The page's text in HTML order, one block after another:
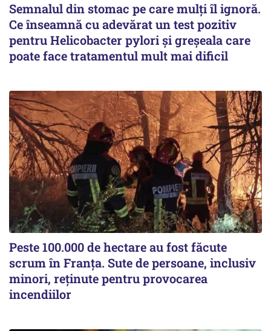
Semnalul din stomac pe care mulți îl ignoră.
Ce înseamnă cu adevărat un test pozitiv
pentru Helicobacter pylori și greșeala care
poate face tratamentul mult mai dificil
Peste 100.000 de hectare au fost făcute
scrum în Franța. Sute de persoane, inclusiv
minori, reținute pentru provocarea
incendiilor